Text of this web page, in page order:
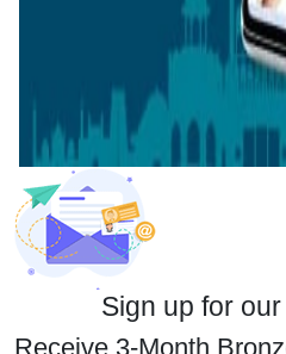
Sign up for
Receive 3-Month